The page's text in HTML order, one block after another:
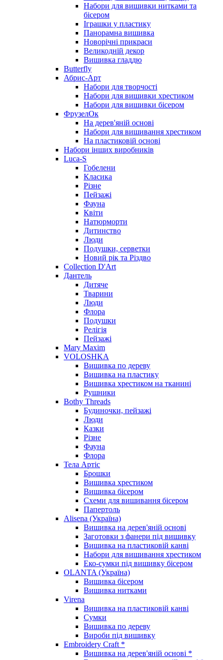
Набори для вишивки нитками та
бісером
Іграшки у пластику
Панорамна вишивка
Новорічні прикраси
Великодній декор
Вишивка гладдю
Butterfly
Абрис-Арт
Набори для творчості
Набори для вишивки хрестиком
Набори для вишивки бісером
ФрузелОк
На дерев'яній основі
Набори для вишивання хрестиком
На пластиковій основі
Набори інших виробників
Luca-S
Гобелени
Класика
Різне
Пейзажі
Фауна
Квіти
Натюрморти
Дитинство
Люди
Подушки, серветки
Новий рік та Різдво
Collection D'Art
Дантель
Дитяче
Тварини
Люди
Флора
Подушки
Релігія
Пейзажі
Mary Maxim
VOLOSHKA
Вишивка по дереву
Вишивка на пластику
Вишивка хрестиком на тканині
Рушники
Bothy Threads
Будиночки, пейзажі
Люди
Казки
Різне
Фауна
Флора
Тела Артіс
Брошки
Вишивка хрестиком
Вишивка бісером
Схеми для вишивання бісером
Папертоль
Alisena (Україна)
Вишивка на дерев'яній основі
Заготовки з фанери під вишивку
Вишивка на пластиковій канві
Набори для вишивання хрестиком
Еко-сумки під вишивку бісером
OLANTA (Україна)
Вишивка бісером
Вишивка нитками
Virena
Вишивка на пластиковій канві
Сумки
Вишивка по дереву
Вироби під вишивку
Embroidery Craft *
Вишивка на дерев'яній основі *